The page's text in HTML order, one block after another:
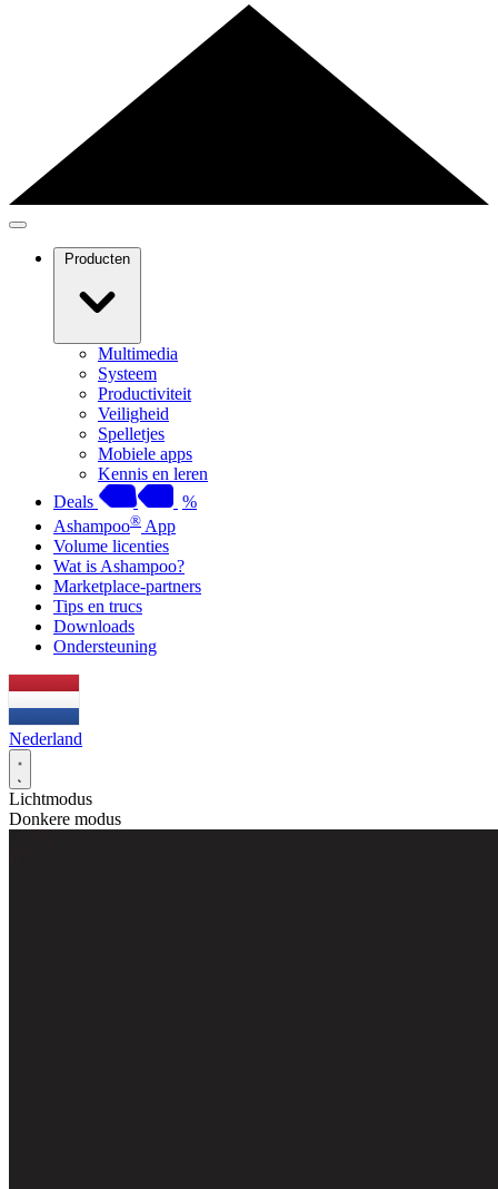
Producten
Multimedia
Systeem
Productiviteit
Veiligheid
Spelletjes
Mobiele apps
Kennis en leren
Deals
%
Ashampoo® App
Volume licenties
Wat is Ashampoo?
Marketplace-partners
Tips en trucs
Downloads
Ondersteuning
Nederland
Lichtmodus
Donkere modus